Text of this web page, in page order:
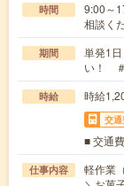
時間
9:00～
相談く
期間
単発1
い！
時給 時給
交
■ 交通
仕事内容
軽作業